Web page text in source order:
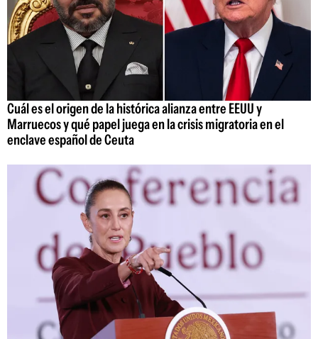
Cuál es el origen de la histórica alianza entre EEUU y
Marruecos y qué papel juega en la crisis migratoria en el
enclave español de Ceuta